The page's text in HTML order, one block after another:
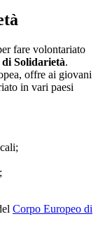
fare volontariato
Solidarietà.
offre ai giovani
in vari paesi
Corpo Europeo di